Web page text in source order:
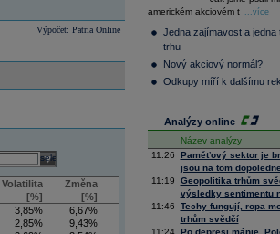
Výpočet: Patria Online
select
Volatilita
[%]
Změna
[%]
3,85%
6,67%
2,85%
9,43%
Composite
36 091,32
Tecdax
Performance
index
4 005,24
americkém akciovém t
...více
Jedna zajímavost a jedna
trhu
Nový akciový normál?
Odkupy míří k dalšímu
Analýzy online
Název analýzy
11:26
Paměťový sektor je
jsou na tom
11:19
Geopolitika trhům
výsledky sentimentu
11:46
Techy fungují, ropa
trhům svědčí
11:24
Po depresi mánie.